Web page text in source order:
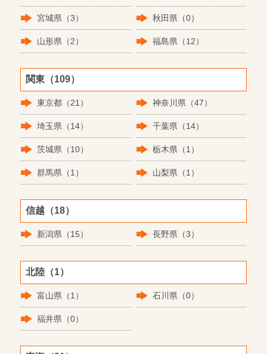
宮城県（3） 秋田県（0）
山形県（2） 福島県（12）
関東（109）
東京都（21） 神奈川県（47）
埼玉県（14） 千葉県（14）
茨城県（10） 栃木県（1）
群馬県（1） 山梨県（1）
信越（18）
新潟県（15） 長野県（3）
北陸（1）
富山県（1） 石川県（0）
福井県（0）